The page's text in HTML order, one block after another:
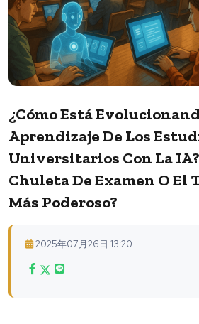
¿Cómo Está
Aprendizaje De Los
Universitarios Con La IA?
Chuleta De Examen O El
Más Poderoso?
2025年07月26日 13:20